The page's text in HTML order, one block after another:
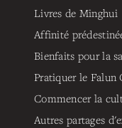
Livres de Minghui
Affinité
Bienfaits pour la
Pratiquer le Falun
Commencer la
Autres partages